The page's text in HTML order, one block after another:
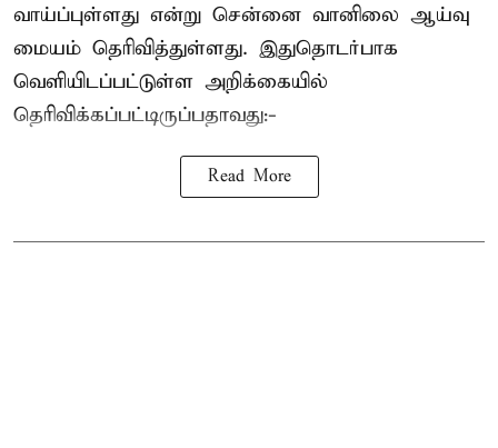
வாய்ப்புள்ளது என்று சென்னை வானிலை ஆய்வு
மையம் தெரிவித்துள்ளது. இதுதொடர்பாக
வெளியிடப்பட்டுள்ள அறிக்கையில்
தெரிவிக்கப்பட்டிருப்பதாவது:-
Read More